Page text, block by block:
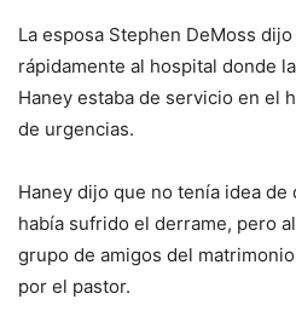
La esposa Stephen DeMoss
rápidamente al hospital donde
Haney estaba de servicio en el
de urgencias.
Haney dijo que no tenía idea de
había sufrido el derrame, pero
grupo de amigos del
por el pastor.